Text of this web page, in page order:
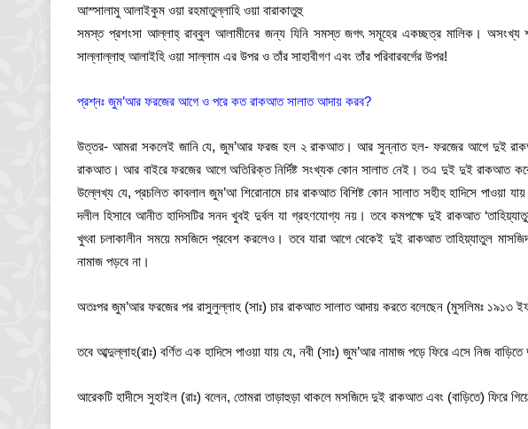
আস্সালামু আলাইকুম ওয়া রহমাতুল্লাহি ওয়া বারাকাতুহু
সমস্ত প্রশংসা আল্লাহ্ রাব্বুল আলামীনের জন্য যিনি সমস্ত জগৎ সমূহের একচ্ছত্র মালিক। অসংখ্য
সাল্লাল্লাহু আলাইহি ওয়া সাল্লাম এর উপর ও তাঁর সাহাবীগণ এবং তাঁর পরিবারবর্গের উপর!
প্রশ্নঃ জুম’আর ফরজের আগে ও পরে কত রাকআত সালাত আদায় করব?
উত্তর- আমরা সকলেই জানি যে, জুম’আর ফরজ হল ২ রাকআত। আর সুন্নাত হল- ফরজের আগে দুই
রাকআত। আর বাইরে ফরজের আগে অতিরিক্ত নির্দিষ্ট সংখ্যক কোন সালাত নেই। তএ দুই দুই রাকআত
উল্লেখ্য যে, প্রচলিত কাবলাল জুম’আ শিরোনামে চার রাকআত বিশিষ্ট কোন সালাত সহীহ হাদিসে পাওয়া
দলীল হিসাবে আনীত হাদিসটির সনদ খুবই দুর্বল যা গ্রহণযোগ্য নয়। তবে কমপক্ষে দুই রাকআত
খুৎবা চলাকালীন সময়ে মসজিদে প্রবেশ করলেও। তবে যারা আগে থেকেই দুই রাকআত তাহিয়্যাতুল
নামাজ পড়বে না।
অতঃপর জুম’আর ফরজের পর রাসুলুল্লাহ (সাঃ) চার রাকআত সালাত আদায় করতে বলেছেন (মুসলিমঃ ১৯১৩
তবে আব্দুল্লাহ(রাঃ) বর্ণিত এক হাদিসে পাওয়া যায় যে, নবী (সাঃ) জুম’আর নামাজ পড়ে ফিরে এসে নিজ
আরেকটি হাদীসে সুহাইল (রাঃ) বলেন, তোমরা তাড়াহুড়া থাকলে মসজিদে দুই রাকআত এবং (বাড়িতে) ফিরে